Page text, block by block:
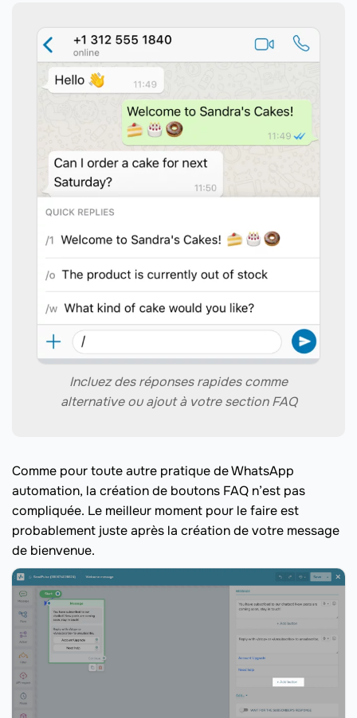
Incluez des réponses rapides comme
alternative ou ajout à votre section FAQ
Comme pour toute autre pratique de WhatsApp
automation, la création de boutons FAQ n’est pas
compliquée. Le meilleur moment pour le faire est
probablement juste après la création de votre message
de bienvenue.